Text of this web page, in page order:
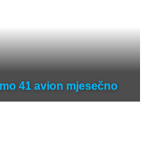
41 avion mjesečno